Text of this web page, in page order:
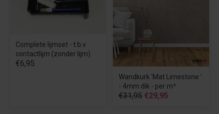
Complete lijmset - t.b.v
contactlijm (zonder lijm)
€6,95
Wandkurk 'Mat Limestone '
- 4mm dik - per m²
€31,95 €29,95